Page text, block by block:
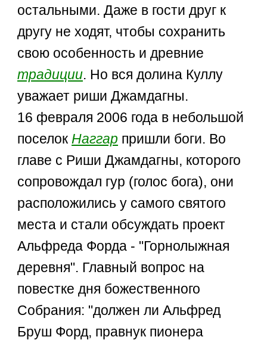
остальными. Даже в гости друг к
другу не ходят, чтобы сохранить
свою особенность и древние
традиции. Но вся долина Куллу
уважает риши Джамдагны.
16 февраля 2006 года в небольшой
поселок Наггар пришли боги. Во
главе с Риши Джамдагны, которого
сопровождал гур (голос бога), они
расположились у самого святого
места и стали обсуждать проект
Альфреда Форда - "Горнолыжная
деревня". Главный вопрос на
повестке дня божественного
Собрания: "должен ли Альфред
Бруш Форд, правнук пионера